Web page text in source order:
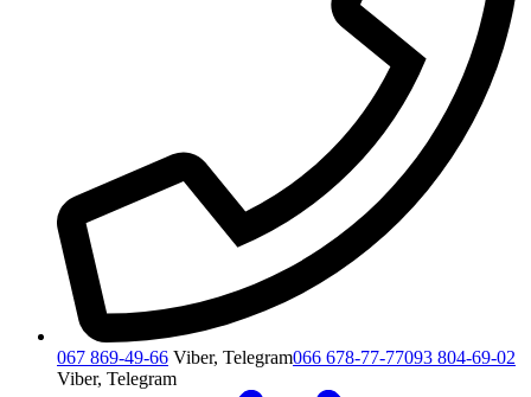
067 869-49-66 Viber, Telegram066 678-77-77093 804-69-02
Viber, Telegram